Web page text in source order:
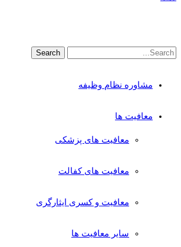
مشاوره نظام وظیفه
معافیت ها
معافیت های پزشکی
معافیت های کفالت
معافیت و کسری ایثارگری
سایر معافیت ها